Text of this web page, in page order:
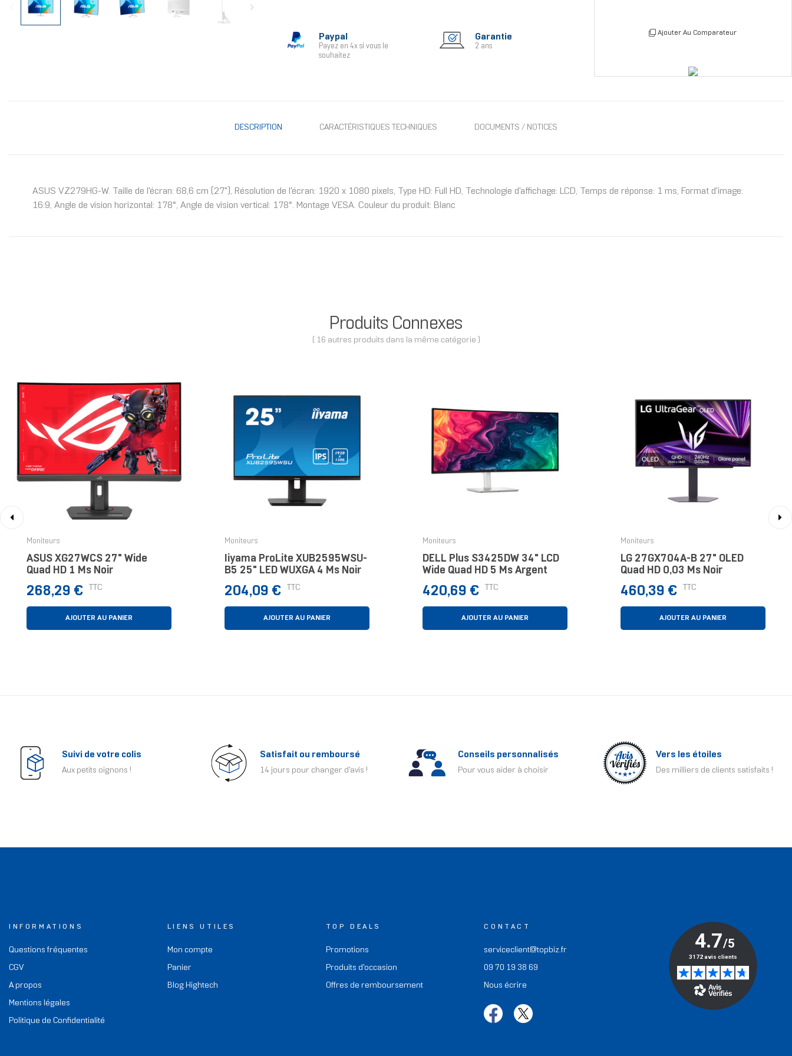
Paypal
Payez en 4x si vous le
souhaitez
Garantie
2 ans
Ajouter Au Comparateur
DESCRIPTION CARACTÉRISTIQUES TECHNIQUES DOCUMENTS / NOTICES
ASUS VZ279HG-W. Taille de l'écran: 68,6 cm (27"), Résolution de l'écran: 1920 x 1080 pixels, Type HD: Full HD, Technologie d'affichage: LCD, Temps de réponse: 1 ms, Format d'image:
16:9, Angle de vision horizontal: 178°, Angle de vision vertical: 178°. Montage VESA. Couleur du produit: Blanc
Produits Connexes
( 16 autres produits dans la même catégorie )
Moniteurs
ASUS XG27WCS 27" Wide
Quad HD 1 Ms Noir
Prix
268,29 € TTC
AJOUTER AU PANIER
Moniteurs
Iiyama ProLite XUB2595WSU-
B5 25" LED WUXGA 4 Ms Noir
Prix
204,09 € TTC
AJOUTER AU PANIER
Moniteurs
DELL Plus S3425DW 34" LCD
Wide Quad HD 5 Ms Argent
Prix
420,69 € TTC
AJOUTER AU PANIER
Moniteurs
LG 27GX704A-B 27" OLED
Quad HD 0,03 Ms Noir
Prix
460,39 € TTC
AJOUTER AU PANIER
Suivi de votre colis
Aux petits oignons !
Satisfait ou remboursé
14 jours pour changer d'avis !
Conseils personnalisés
Pour vous aider à choisir
Vers les étoiles
Des milliers de clients satisfaits !
INFORMATIONS
Questions fréquentes
CGV
A propos
Mentions légales
Politique de Confidentialité
LIENS UTILES
Mon compte
Panier
Blog Hightech
TOP DEALS
Promotions
Produits d'occasion
Offres de remboursement
CONTACT
serviceclient@topbiz.fr
09 70 19 38 69
Nous écrire